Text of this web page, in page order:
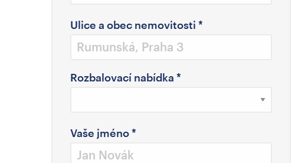
Ulice a obec nemovitosti *
Rozbalovací nabídka *
Vaše jméno*